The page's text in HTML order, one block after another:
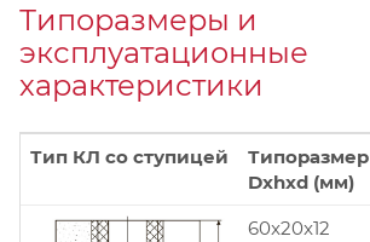
Типоразмеры и
эксплуатационные
характеристики
Тип КЛ со ступицей
Типоразмер
Dxhxd (мм)
60x20x12